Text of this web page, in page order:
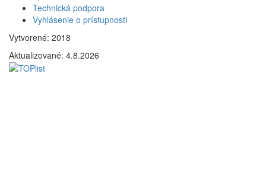
Technická podpora
Vyhlásenie o prístupnosti
Vytvorené: 2018
Aktualizované: 4.8.2026